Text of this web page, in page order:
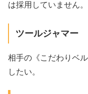
は採用していません。
ツールジャマー
相手の《こだわりベ
したい。